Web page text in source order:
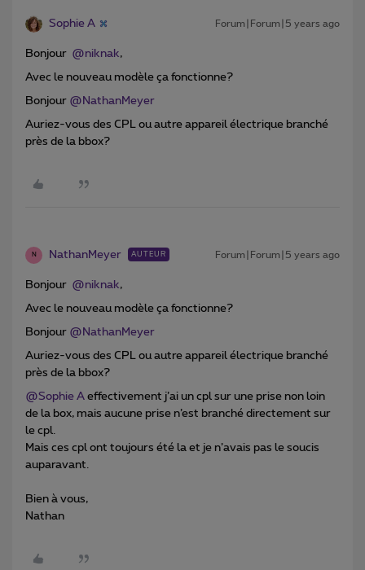
Sophie A Forum|Forum|5 years ago
Bonjour @niknak,
Avec le nouveau modèle ça fonctionne?
Bonjour @NathanMeyer
Auriez-vous des CPL ou autre appareil électrique branché
près de la bbox?
N NathanMeyer AUTEUR Forum|Forum|5 years ago
Bonjour @niknak,
Avec le nouveau modèle ça fonctionne?
Bonjour @NathanMeyer
Auriez-vous des CPL ou autre appareil électrique branché
près de la bbox?
@Sophie A effectivement j’ai un cpl sur une prise non loin
de la box, mais aucune prise n’est branché directement sur
le cpl.
Mais ces cpl ont toujours été la et je n’avais pas le soucis
auparavant.
Bien à vous,
Nathan